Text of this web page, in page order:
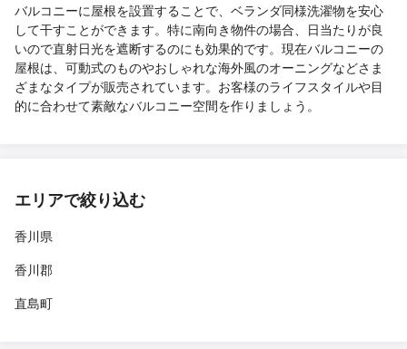
バルコニーに屋根を設置することで、ベランダ同様洗濯物を安心
して干すことができます。特に南向き物件の場合、日当たりが良
いので直射日光を遮断するのにも効果的です。現在バルコニーの
屋根は、可動式のものやおしゃれな海外風のオーニングなどさま
ざまなタイプが販売されています。お客様のライフスタイルや目
的に合わせて素敵なバルコニー空間を作りましょう。
エリアで絞り込む
香川県
香川郡
直島町